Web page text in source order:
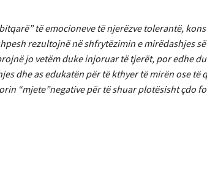
të emocioneve të njerëzve tolerantë,
rezultojnë në shfrytëzimin e mirëdashjes
jo vetëm duke injoruar të tjerët, por edhe
dhe as edukatën për të kthyer të mirën ose
“mjete”negative për të shuar plotësisht çdo